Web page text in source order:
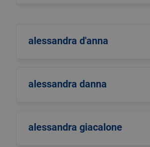
alessandra d'anna
alessandra danna
alessandra giacalone